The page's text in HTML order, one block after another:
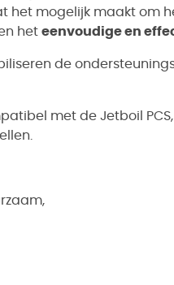
het mogelijk maakt om
het eenvoudige en
de
met de Jetboil PCS,